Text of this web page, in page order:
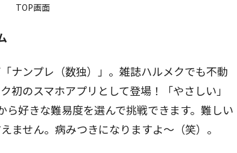
TOP画面
ナンプレ（数独）」。雑誌ハルメクでも不動
初のスマホアプリとして登場！「やさしい」
ら好きな難易度を選んで挑戦できます。難しい
ません。病みつきになりますよ～（笑）。
閉じる